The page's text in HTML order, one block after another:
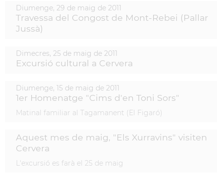
Diumenge, 29 de maig de 2011
Travessa del Congost de Mont-Rebei (Pallar
Jussà)
Dimecres, 25 de maig de 2011
Excursió cultural a Cervera
Diumenge, 15 de maig de 2011
1er Homenatge "Cims d'en Toni Sors"
Matinal familiar al Tagamanent (El Figaró)
Aquest mes de maig, "Els Xurravins" visiten
Cervera
L'excursió es farà el 25 de maig